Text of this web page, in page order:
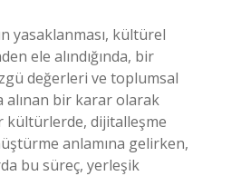
yasaklanması, kültürel
ele alındığında, bir
değerleri ve toplumsal
alınan bir karar olarak
kültürlerde, dijitalleşme
anlamına gelirken,
bu süreç, yerleşik